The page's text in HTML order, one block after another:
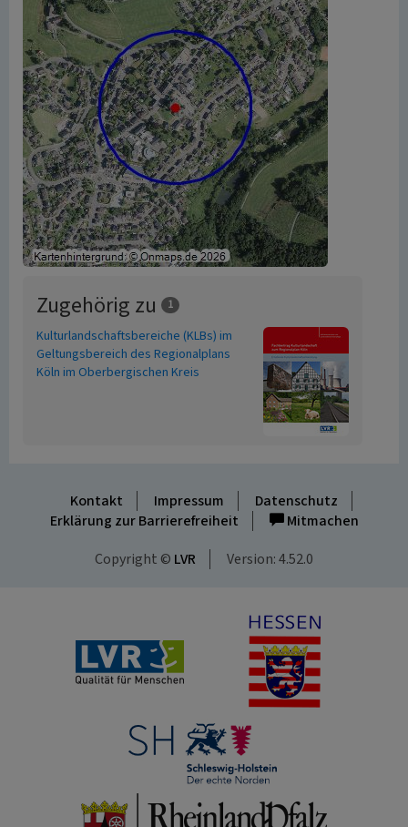
Zugehörig zu 1
Kulturlandschaftsbereiche (KLBs) im
Geltungsbereich des Regionalplans
Köln im Oberbergischen Kreis
Kontakt Impressum
Datenschutz
Erklärung zur Barrierefreiheit
Mitmachen
Copyright © LVR Version: 4.52.0